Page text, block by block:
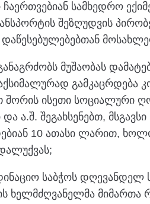
ჩაერთვებიან სამხედრო
შეზღუდვის
მუშაობას
გამკაცრდება
შორის ისეთი სოციალური
ა.შ. შეგახსენებთ,
10 ათასი ლარით,
საბჭოს
ხელმძღვანელმა მიმართა